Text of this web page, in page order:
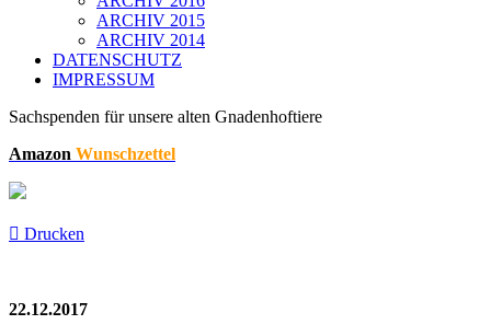
ARCHIV 2015
ARCHIV 2014
DATENSCHUTZ
IMPRESSUM
Sachspenden für unsere alten Gnadenhoftiere
Amazon Wunschzettel
Drucken
22.12.2017